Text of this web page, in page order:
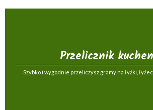
Przelicznik
Szybko i wygodnie przeliczysz gramy na łyżki,